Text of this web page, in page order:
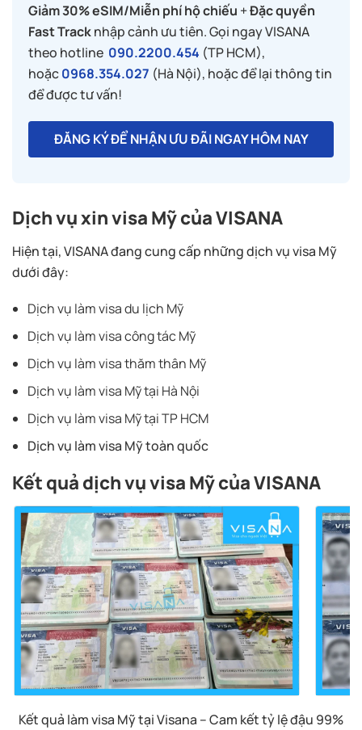
Giảm 30% eSIM/Miễn phí hộ chiếu +Đặc quyền
Fast Tracknhập cảnh ưu tiên. Gọi ngay VISANA
theo hotline 090.2200.454 (TP HCM),
hoặc0968.354.027 (Hà Nội), hoặc để lại thông tin
để được tư vấn!
ĐĂNG KÝ ĐỂ NHẬN ƯU ĐÃI NGAY HÔM NAY
Dịch vụ xin visa Mỹ của VISANA
Hiện tại, VISANA đang cung cấp những dịch vụ visa Mỹ
dưới đây:
Dịch vụ làm visa du lịch Mỹ
Dịch vụ làm visa công tác Mỹ
Dịch vụ làm visa thăm thân Mỹ
Dịch vụ làm visa Mỹ tại Hà Nội
Dịch vụ làm visa Mỹ tại TP HCM
Dịch vụ làm visa Mỹ toàn quốc
Kết quả dịch vụ visa Mỹ của VISANA
Kết quả làm visa Mỹ tại Visana – Cam kết tỷ lệ đậu 99%